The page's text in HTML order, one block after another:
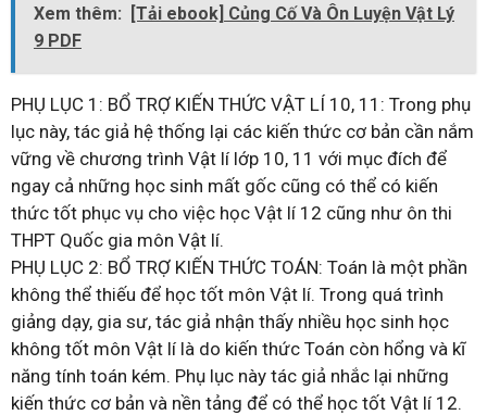
Xem thêm:
[Tải ebook] Củng Cố Và Ôn Luyện Vật Lý
9 PDF
PHỤ LỤC 1: BỔ TRỢ KIẾN THỨC VẬT LÍ 10, 11: Trong phụ
lục này, tác giả hệ thống lại các kiến thức cơ bản cần nắm
vững về chương trình Vật lí lớp 10, 11 với mục đích để
ngay cả những học sinh mất gốc cũng có thể có kiến
thức tốt phục vụ cho việc học Vật lí 12 cũng như ôn thi
THPT Quốc gia môn Vật lí.
PHỤ LỤC 2: BỔ TRỢ KIẾN THỨC TOÁN: Toán là một phần
không thể thiếu để học tốt môn Vật lí. Trong quá trình
giảng dạy, gia sư, tác giả nhận thấy nhiều học sinh học
không tốt môn Vật lí là do kiến thức Toán còn hổng và kĩ
năng tính toán kém. Phụ lục này tác giả nhắc lại những
kiến thức cơ bản và nền tảng để có thể học tốt Vật lí 12.